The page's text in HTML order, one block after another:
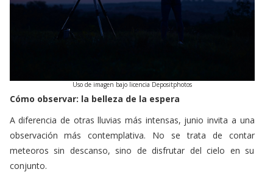
Uso de imagen bajo licencia Depositphotos
Cómo observar: la belleza de la espera
A diferencia de otras lluvias más intensas, junio invita a una
observación más contemplativa. No se trata de contar
meteoros sin descanso, sino de disfrutar del cielo en su
conjunto.